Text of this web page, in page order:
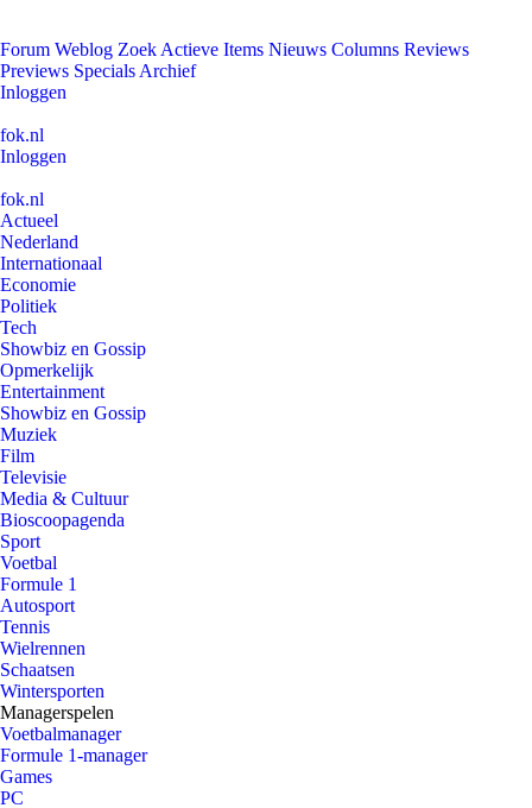
Forum Weblog Zoek Actieve Items Nieuws Columns Reviews
Previews Specials Archief
Inloggen
fok.nl
Inloggen
fok.nl
Actueel
Nederland
Internationaal
Economie
Politiek
Tech
Showbiz en Gossip
Opmerkelijk
Entertainment
Showbiz en Gossip
Muziek
Film
Televisie
Media & Cultuur
Bioscoopagenda
Sport
Voetbal
Formule 1
Autosport
Tennis
Wielrennen
Schaatsen
Wintersporten
Managerspelen
Voetbalmanager
Formule 1-manager
Games
PC